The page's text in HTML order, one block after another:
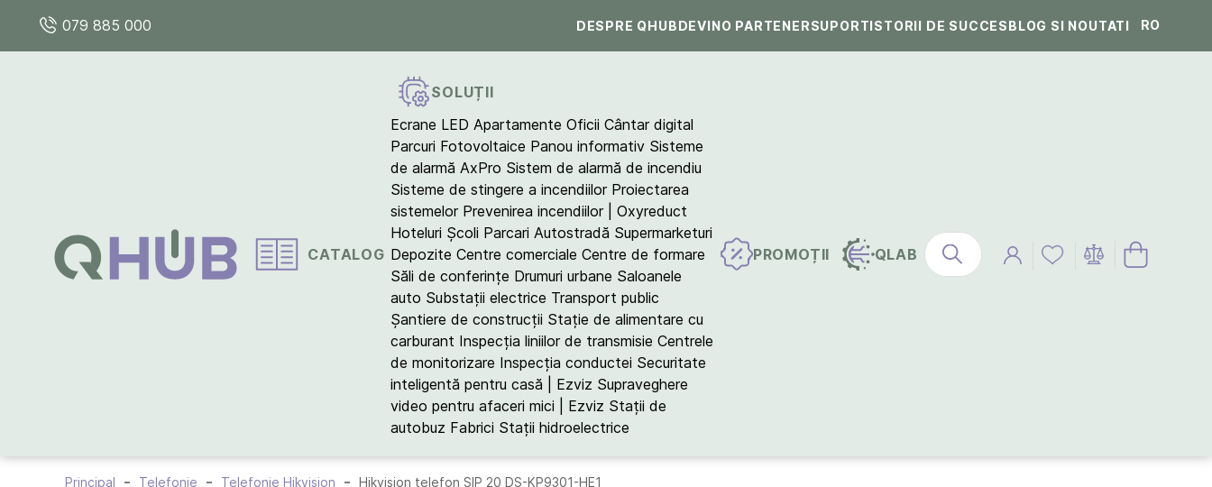
079 885 000 DESPRE QHUBDEVINO PARTENERSUPORTISTORII DE SUCCESBLOG SI NOUTATI RO
CATALOG
SOLUȚII
Ecrane LED Apartamente Oficii Cântar digital
Parcuri Fotovoltaice Panou informativ Sisteme
de alarmă AxPro Sistem de alarmă de incendiu
Sisteme de stingere a incendiilor Proiectarea
sistemelor Prevenirea incendiilor | Oxyreduct
Hoteluri Școli Parcari Autostradă Supermarketuri
Depozite Centre comerciale Centre de formare
Săli de conferințe Drumuri urbane Saloanele
auto Substații electrice Transport public
Șantiere de construcții Stație de alimentare cu
carburant Inspecția liniilor de transmisie Centrele
de monitorizare Inspecția conductei Securitate
inteligentă pentru casă | Ezviz Supraveghere
video pentru afaceri mici | Ezviz Stații de
autobuz Fabrici Stații hidroelectrice
PROMOȚII QLAB
Principal Telefonie Telefonie Hikvision Hikvision telefon SIP 20 DS-KP9301-HE1